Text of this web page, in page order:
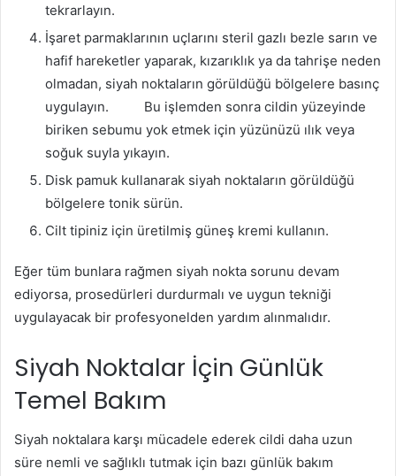
tekrarlayın.
İşaret parmaklarının uçlarını steril gazlı bezle sarın ve
hafif hareketler yaparak, kızarıklık ya da tahrişe neden
olmadan, siyah noktaların görüldüğü bölgelere basınç
uygulayın. Bu işlemden sonra cildin yüzeyinde
biriken sebumu yok etmek için yüzünüzü ılık veya
soğuk suyla yıkayın.
Disk pamuk kullanarak siyah noktaların görüldüğü
bölgelere tonik sürün.
Cilt tipiniz için üretilmiş güneş kremi kullanın.
Eğer tüm bunlara rağmen siyah nokta sorunu devam
ediyorsa, prosedürleri durdurmalı ve uygun tekniği
uygulayacak bir profesyonelden yardım alınmalıdır.
Siyah Noktalar İçin Günlük
Temel Bakım
Siyah noktalara karşı mücadele ederek cildi daha uzun
süre nemli ve sağlıklı tutmak için bazı günlük bakım